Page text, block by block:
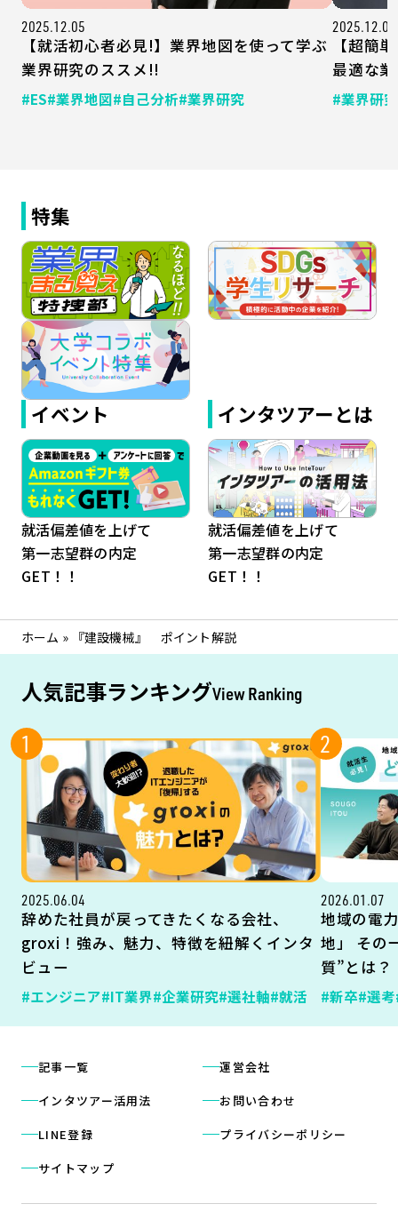
2025.12.05
【就活初心者必見!】業界地図を使って学ぶ
業界研究のススメ!!
#ES#業界地図#自己分析#業界研究
2025.12.04
【超簡
最適な
#業界研究
特集
イベント
就活偏差値を上げて
第一志望群の内定
GET！！
インタツアーとは
就活偏差値を上げて
第一志望群の内定
GET！！
ホーム » 『建設機械』 ポイント解説
人気記事ランキングView Ranking
1
2025.06.04
辞めた社員が戻ってきたくなる会社、
groxi！強み、魅力、特徴を紐解くインタ
ビュー
#エンジニア#IT業界#企業研究#選社軸#就活
2
2026.01.07
地域の電
地」 その
質”とは？
#新卒#選考
記事一覧
インタツアー活用法
LINE登録
サイトマップ
運営会社
お問い合わせ
プライバシーポリシー